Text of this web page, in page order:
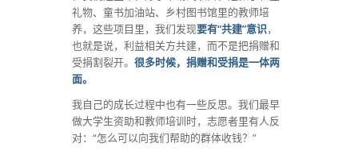
礼物、童书加油站、乡村图书馆里的教师培
养，这些项目里，我们发现要有“共建”意识，
也就是说，利益相关方共建，而不是把捐赠和
受捐割裂开。 很多时候，捐赠和受捐是一体两
面。
我自己的成长过程中也有一些反思。我们最早
做大学生资助和教师培训时，志愿者里有人反
对：“怎么可以向我们帮助的群体收钱？”